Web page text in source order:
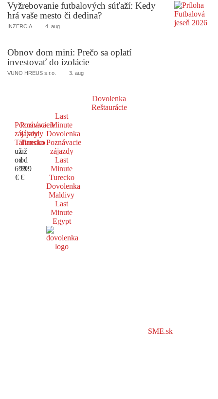
Vyžrebovanie futbalových súťaží: Kedy
hrá vaše mesto či dedina?
INZERCIA 4. aug
Obnov dom mini: Prečo sa oplatí
investovať do izolácie
VUNO HREUS s.r.o. 3. aug
Dovolenka
Reštaurácie
Poznávacie
zájazdy
Taliansko
už
od
699
€
Poznávacie
zájazdy
Turecko
už
od
599
€
Last
Minute
Dovolenka
Poznávacie
zájazdy
Last
Minute
Turecko
Dovolenka
Maldivy
Last
Minute
Egypt
SME.sk